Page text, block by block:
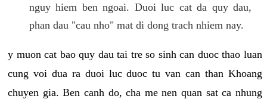
nguy hiem ben ngoai. Duoi luc cat da quy dau,
phan dau "cau nho" mat di dong trach nhiem nay.
y muon cat bao quy dau tai tre so sinh can duoc thao luan
cung voi dua ra duoi luc duoc tu van can than Khoang
chuyen gia. Ben canh do, cha me nen quan sat ca nhung